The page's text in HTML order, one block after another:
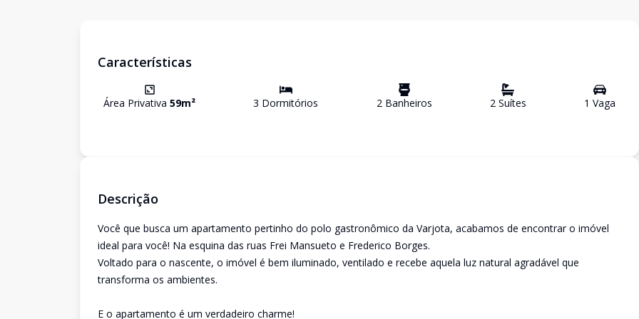
Características
Área Privativa 59m² 3 Dormitórios 2Banheiros 2Suítes 1 Vaga
Descrição
Você que busca um apartamento pertinho do polo gastronômico da Varjota, acabamos de encontrar o imóvel
ideal para você! Na esquina das ruas Frei Mansueto e Frederico Borges.
Voltado para o nascente, o imóvel é bem iluminado, ventilado e recebe aquela luz natural agradável que
transforma os ambientes.
E o apartamento é um verdadeiro charme!